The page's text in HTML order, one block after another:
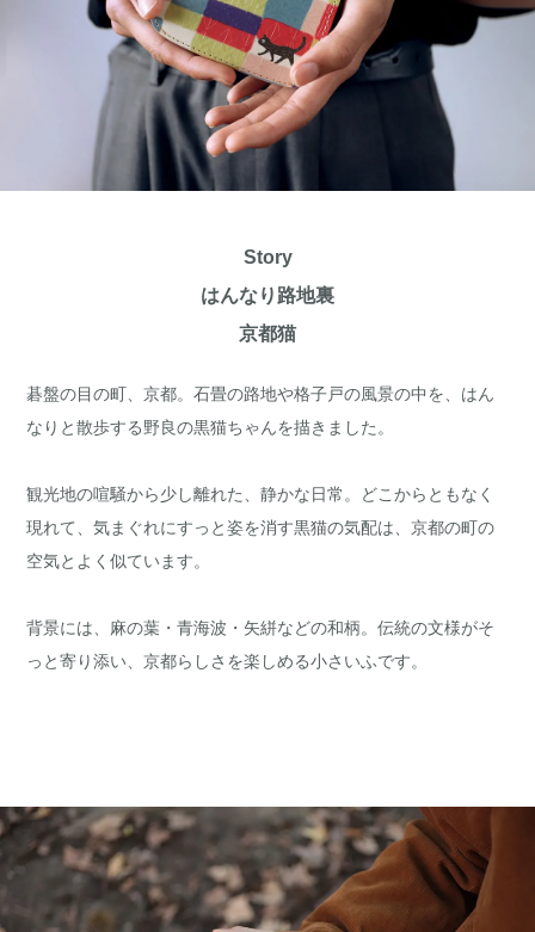
Story
はんなり路地裏
京都猫
碁盤の目の町、京都。石畳の路地や格子戸の風景の中を、はん
なりと散歩する野良の黒猫ちゃんを描きました。
観光地の喧騒から少し離れた、静かな日常。どこからともなく
現れて、気まぐれにすっと姿を消す黒猫の気配は、京都の町の
空気とよく似ています。
背景には、麻の葉・青海波・矢絣などの和柄。伝統の文様がそ
っと寄り添い、京都らしさを楽しめる小さいふです。